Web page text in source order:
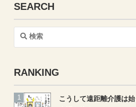
SEARCH
索
RANKING
こうして遠距離介護は